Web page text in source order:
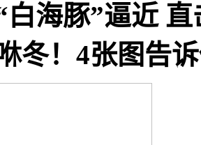
白海豚”逼近
冬！4张图告